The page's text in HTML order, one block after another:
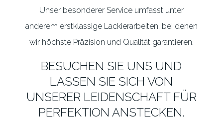
Unser besonderer Service umfasst unter
anderem erstklassige Lackierarbeiten, bei denen
wir höchste Präzision und Qualität garantieren.
BESUCHEN SIE UNS UND
LASSEN SIE SICH VON
UNSERER LEIDENSCHAFT FÜR
PERFEKTION ANSTECKEN.